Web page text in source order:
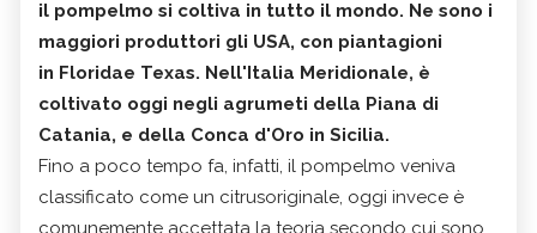
il pompelmo si coltiva in tutto il mondo. Ne sono i
maggiori produttori gli USA, con piantagioni
in Floridae Texas. Nell'Italia Meridionale, è
coltivato oggi negli agrumeti della Piana di
Catania, e della Conca d'Oro in Sicilia.
Fino a poco tempo fa, infatti, il pompelmo veniva
classificato come un citrusoriginale, oggi invece è